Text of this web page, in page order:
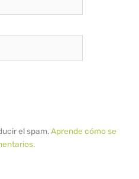
el spam.Aprende cómo se